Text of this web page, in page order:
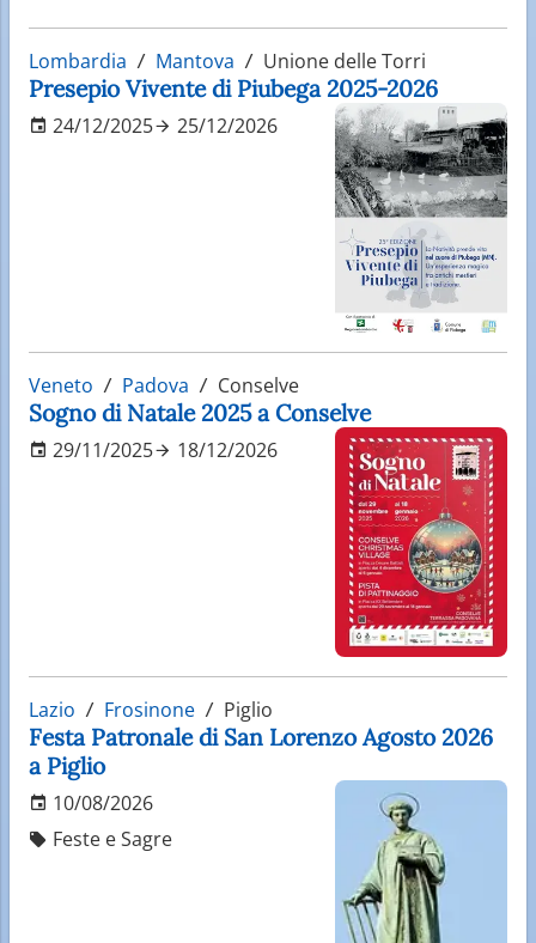
Lombardia Mantova Unione delle Torri
Presepio Vivente di Piubega 2025-2026
24/12/2025 25/12/2026
Veneto Padova Conselve
Sogno di Natale 2025 a Conselve
29/11/2025 18/12/2026
Lazio Frosinone Piglio
Festa Patronale di San Lorenzo Agosto 2026
a Piglio
10/08/2026
Feste e Sagre